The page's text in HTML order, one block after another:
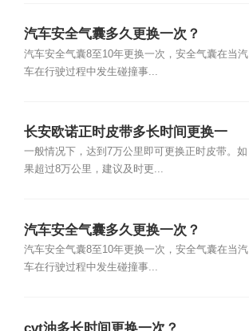
汽车安全气囊多久更换一次？
汽车安全气囊8至10年更换一次，安全气囊在当汽
车在行驶过程中发生碰撞事...
长安欧诺正时皮带多长时间更换一
次？
一般情况下，达到7万公里即可更换正时皮带。如
果超过8万公里，建议及时更...
汽车安全气囊多久更换一次？
汽车安全气囊8至10年更换一次，安全气囊在当汽
车在行驶过程中发生碰撞事...
cvt油多长时间更换一次？